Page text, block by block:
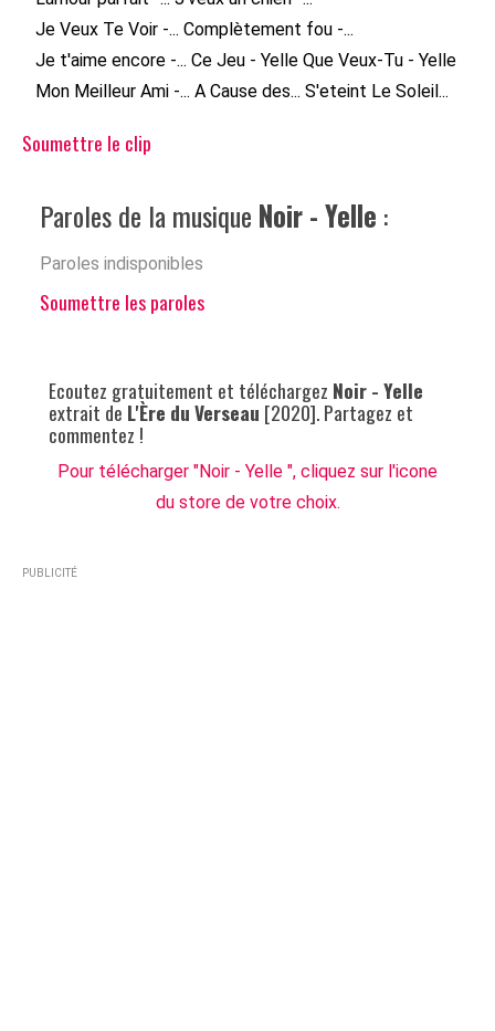
Je Veux Te Voir -... Complètement fou -...
Je t'aime encore -... Ce Jeu - Yelle Que Veux-Tu - Yelle
Mon Meilleur Ami -... A Cause des... S'eteint Le Soleil...
Soumettre le clip
Paroles de la musique Noir - Yelle :
Paroles indisponibles
Soumettre les paroles
Ecoutez gratuitement et téléchargez Noir - Yelle
extrait de L'Ère du Verseau [2020]. Partagez et
commentez !
Pour télécharger "Noir - Yelle ", cliquez sur l'icone
du store de votre choix.
PUBLICITÉ